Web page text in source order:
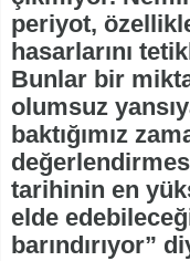
periyot,
hasarlarını
Bunlar bir
olumsuz
baktığımız
tarihinin en
elde
barındırıyor”